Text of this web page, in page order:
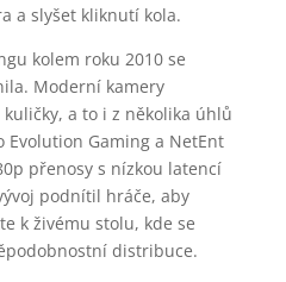
a slyšet kliknutí kola.
kolem roku 2010 se
Moderní kamery
a to i z několika úhlů
Evolution Gaming a NetEnt
přenosy s nízkou latencí
podnítil hráče, aby
k živému stolu, kde se
distribuce.